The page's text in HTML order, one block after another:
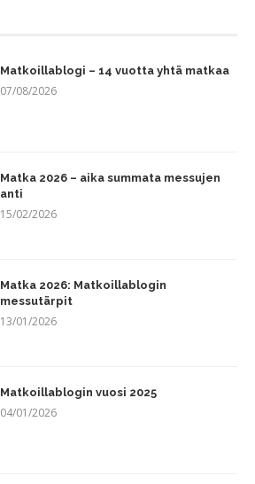
Matkoillablogi – 14 vuotta yhtä matkaa
07/08/2026
Matka 2026 – aika summata messujen
anti
15/02/2026
Matka 2026: Matkoillablogin
messutärpit
13/01/2026
Matkoillablogin vuosi 2025
04/01/2026